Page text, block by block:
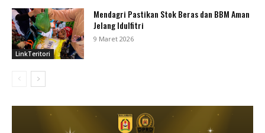
LinkTeritori
Mendagri Pastikan Stok Beras dan BBM Aman
Jelang Idulfitri
9 Maret 2026